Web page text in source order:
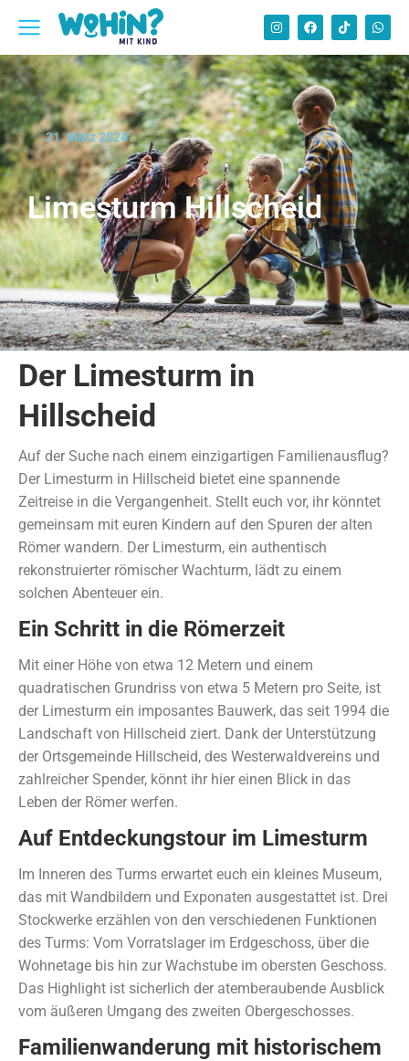
21. März 2024
Limesturm Hillscheid
Der Limesturm in
Hillscheid
Auf der Suche nach einem einzigartigen Familienausflug?
Der Limesturm in Hillscheid bietet eine spannende
Zeitreise in die Vergangenheit. Stellt euch vor, ihr könntet
gemeinsam mit euren Kindern auf den Spuren der alten
Römer wandern. Der Limesturm, ein authentisch
rekonstruierter römischer Wachturm, lädt zu einem
solchen Abenteuer ein.
Ein Schritt in die Römerzeit
Mit einer Höhe von etwa 12 Metern und einem
quadratischen Grundriss von etwa 5 Metern pro Seite, ist
der Limesturm ein imposantes Bauwerk, das seit 1994 die
Landschaft von Hillscheid ziert. Dank der Unterstützung
der Ortsgemeinde Hillscheid, des Westerwaldvereins und
zahlreicher Spender, könnt ihr hier einen Blick in das
Leben der Römer werfen.
Auf Entdeckungstour im Limesturm
Im Inneren des Turms erwartet euch ein kleines Museum,
das mit Wandbildern und Exponaten ausgestattet ist. Drei
Stockwerke erzählen von den verschiedenen Funktionen
des Turms: Vom Vorratslager im Erdgeschoss, über die
Wohnetage bis hin zur Wachstube im obersten Geschoss.
Das Highlight ist sicherlich der atemberaubende Ausblick
vom äußeren Umgang des zweiten Obergeschosses.
Familienwanderung mit historischem